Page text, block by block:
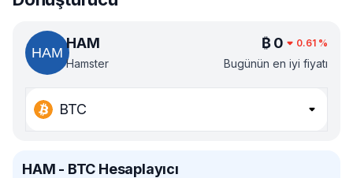
HAM
Hamster
₿ 0 0.61 %
Bugünün en iyi fiyatı
BTC
HAM - BTC Hesaplayıcı